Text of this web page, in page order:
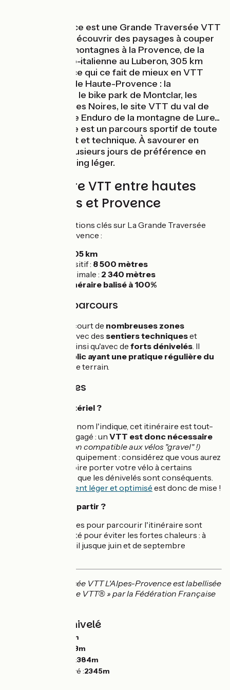
L'Alpes-Provence est une Grande Traversée VTT
qui permet de découvrir des paysages à couper
le souffle. Des montagnes à la Provence, de la
frontière franco-italienne au Luberon, 305 km
pour parcourir ce qui ce fait de mieux en VTT
dans les Alpes de Haute-Provence : la
Transubayenne, le bike park de Montclar, les
fabuleuses Terres Noires, le site VTT du val de
Durance, la piste Enduro de la montagne de Lure...
Cette traversée est un parcours sportif de toute
beauté, complet et technique. À savourer en
itinérance de plusieurs jours de préférence en
mode bike packing léger.
Un itinéraire VTT entre hautes
montagnes et Provence
Quelques informations clés sur La Grande Traversée
VTT L'Alpes - Provence :
305 km
Dénivelé positif : 8 500 mètres
Altitude maximale : 2 340 mètres
Itinéraire balisé à 100%
Difficulté du parcours
⚠ L'itinéraire parcourt de nombreuses zones
avec des sentiers techniqueset
parfois engagés, ainsi qu'avec de forts dénivelés. Il
public ayant une pratique régulière du
sur ce type de terrain.
Infos pratiques
Quel type de matériel ?
Comme son nom l'indique, cet itinéraire est tout-
terrain et engagé : un VTT est donc nécessaire
(parcours non compatible aux vélos "gravel" !)
Bagages et équipement : considérez que vous aurez
à pousser, voire porter votre vélo à certains
moments, et que les dénivelés sont conséquents.
équipement léger et optimisé est donc de mise !
À quelle période partir ?
Les périodes idéales pour parcourir l'itinéraire sont
l'avant et l'après été pour éviter les fortes chaleurs : à
partir de mars-avril jusque juin et de septembre
La Grande Traversée VTT L'Alpes-Provence est labellisée
« Grande Traversée VTT® » par la Fédération Française
Pentes et dénivelé
7033m
8623m
Point le plus bas :384m
Point le plus élevé :2345m